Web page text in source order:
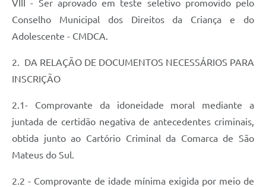
VIII - Ser aprovado em teste seletivo promovido pelo
Conselho Municipal dos Direitos da Criança e do
Adolescente - CMDCA.
2. DA RELAÇÃO DE DOCUMENTOS NECESSÁRIOS PARA
INSCRIÇÃO
2.1- Comprovante da idoneidade moral mediante a
juntada de certidão negativa de antecedentes criminais,
obtida junto ao Cartório Criminal da Comarca de São
Mateus do Sul.
2.2 - Comprovante de idade mínima exigida por meio de